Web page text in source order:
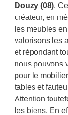
Douzy (08).
créateur, en
les meubles
valorisons les
et répondant
nous pouvons
pour le
tables et
Attention
les biens. En